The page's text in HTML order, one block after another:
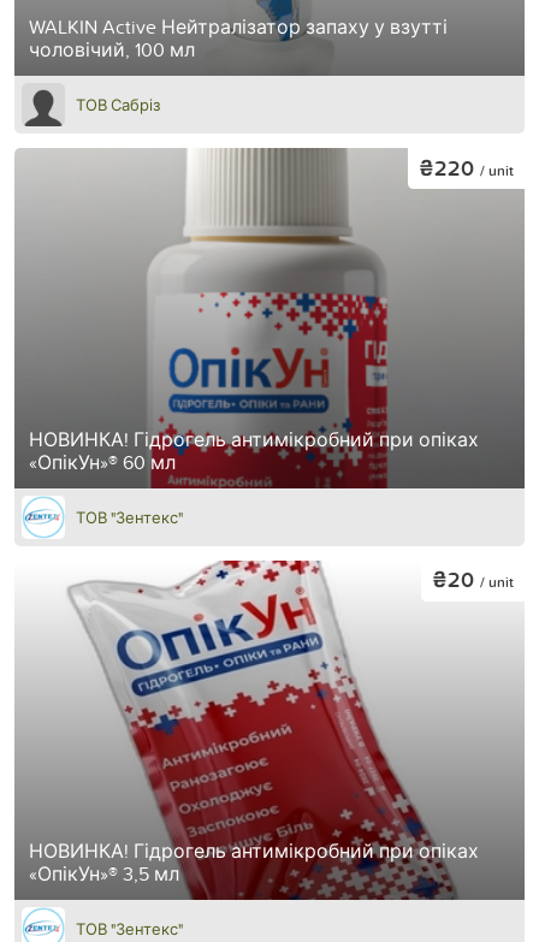
WALKIN Active Нейтралізатор запаху у взутті
чоловічий, 100 мл
ТОВ Сабріз
НОВИНКА! Гідрогель антимікробний при опіках
«ОпікУн»® 60 мл
₴220 / unit
ТОВ "Зентекс"
НОВИНКА! Гідрогель антимікробний при опіках
«ОпікУн»® 3,5 мл
₴20 / unit
ТОВ "Зентекс"